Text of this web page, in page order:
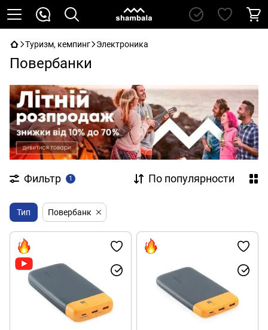
Туризм, кемпинг Электроника
Повербанки
Фильтр 1 По популярности
Тип Повербанк